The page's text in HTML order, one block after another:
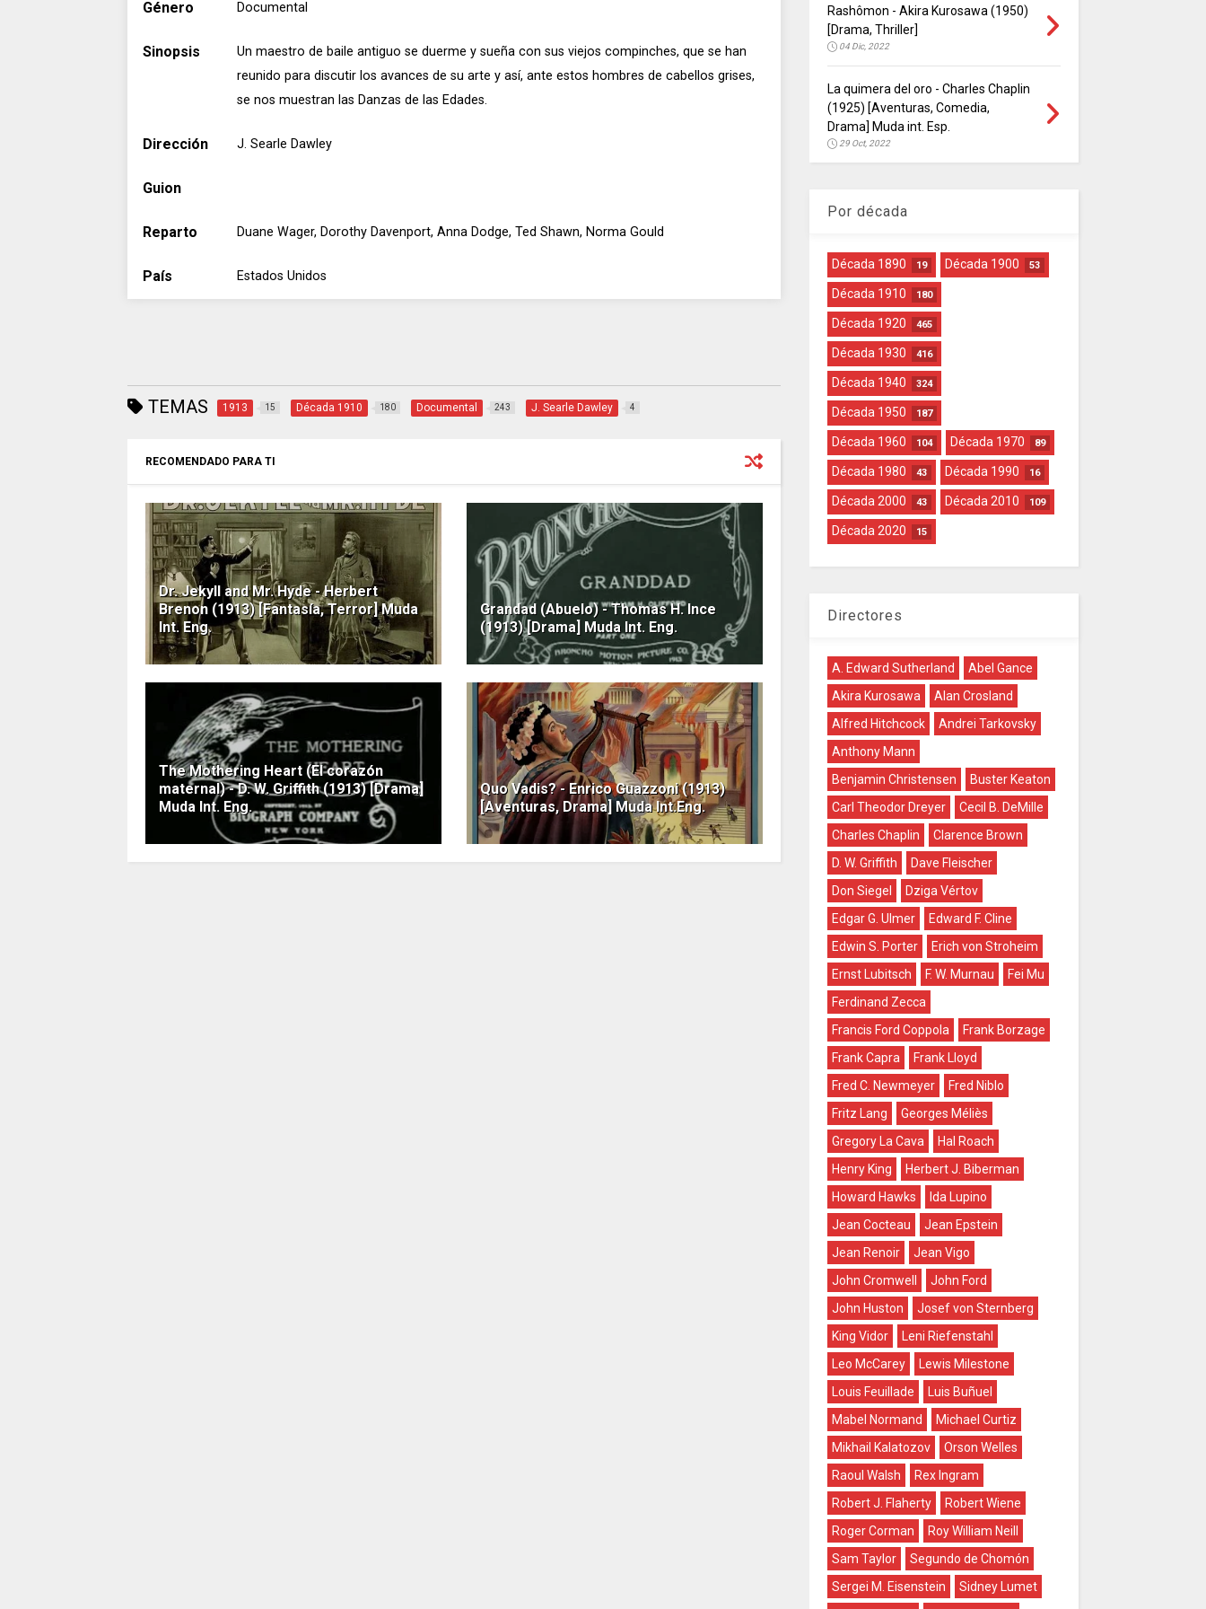
Género Documental
Sinopsis
Un maestro de baile antiguo se duerme y sueña con sus viejos compinches, que se han
reunido para discutir los avances de su arte y así, ante estos hombres de cabellos grises,
se nos muestran las Danzas de las Edades.
Dirección J. Searle Dawley
Guion
Reparto Duane Wager, Dorothy Davenport, Anna Dodge, Ted Shawn, Norma Gould
País Estados Unidos
TEMAS 1913 15 Década 1910 180 Documental 243 J. Searle Dawley 4
RECOMENDADO PARA TI
Dr. Jekyll and Mr. Hyde - Herbert
Brenon (1913) [Fantasía, Terror] Muda
Int. Eng.
Grandad (Abuelo) - Thomas H. Ince
(1913) [Drama] Muda Int. Eng.
The Mothering Heart (El corazón
maternal) - D. W. Griffith (1913) [Drama]
Muda Int. Eng.
Quo Vadis? - Enrico Guazzoni (1913)
[Aventuras, Drama] Muda Int.Eng.
Rashômon - Akira Kurosawa (1950)
[Drama, Thriller]
04 Dic, 2022
La quimera del oro - Charles Chaplin
(1925) [Aventuras, Comedia,
Drama] Muda int. Esp.
29 Oct, 2022
Por década
Década 1890 19 Década 1900 53
Década 1910 180
Década 1920 465
Década 1930 416
Década 1940 324
Década 1950 187
Década 1960 104 Década 1970 89
Década 1980 43 Década 1990 16
Década 2000 43 Década 2010 109
Década 2020 15
Directores
A. Edward Sutherland
Abel Gance
Akira Kurosawa
Alan Crosland
Alfred Hitchcock
Andrei Tarkovsky
Anthony Mann
Benjamin Christensen
Buster Keaton
Carl Theodor Dreyer
Cecil B. DeMille
Charles Chaplin
Clarence Brown
D. W. Griffith
Dave Fleischer
Don Siegel
Dziga Vértov
Edgar G. Ulmer
Edward F. Cline
Edwin S. Porter
Erich von Stroheim
Ernst Lubitsch
F. W. Murnau
Fei Mu
Ferdinand Zecca
Francis Ford Coppola
Frank Borzage
Frank Capra
Frank Lloyd
Fred C. Newmeyer
Fred Niblo
Fritz Lang
Georges Méliès
Gregory La Cava
Hal Roach
Henry King
Herbert J. Biberman
Howard Hawks
Ida Lupino
Jean Cocteau
Jean Epstein
Jean Renoir
Jean Vigo
John Cromwell
John Ford
John Huston
Josef von Sternberg
King Vidor
Leni Riefenstahl
Leo McCarey
Lewis Milestone
Louis Feuillade
Luis Buñuel
Mabel Normand
Michael Curtiz
Mikhail Kalatozov
Orson Welles
Raoul Walsh
Rex Ingram
Robert J. Flaherty
Robert Wiene
Roger Corman
Roy William Neill
Sam Taylor
Segundo de Chomón
Sergei M. Eisenstein
Sidney Lumet